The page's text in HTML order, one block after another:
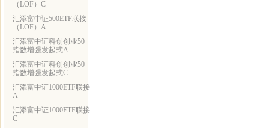
（LOF）C
汇添富中证500ETF联接
（LOF）A
汇添富中证科创创业50
指数增强发起式A
汇添富中证科创创业50
指数增强发起式C
汇添富中证1000ETF联接
A
汇添富中证1000ETF联接
C